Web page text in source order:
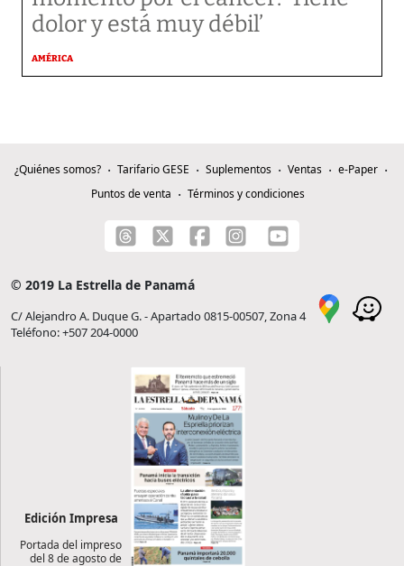
dolor y está muy débil’
AMÉRICA
¿Quiénes somos? Tarifario GESE Suplementos Ventas
e-Paper
Puntos de venta
Términos y condiciones
© 2019 La Estrella de Panamá
C/ Alejandro A. Duque G. - Apartado 0815-00507, Zona 4
Teléfono: +507 204-0000
Edición Impresa
Portada del impreso
del 8 de agosto de